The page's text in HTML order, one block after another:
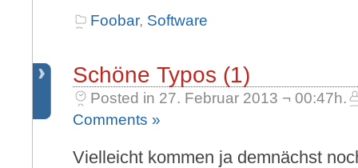
Foobar, Software
Schöne Typos (1)
Posted in 27. Februar 2013 ¬ 00:47h.
Comments »
Vielleicht kommen ja demnächst